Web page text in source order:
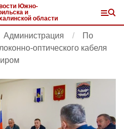
Южно-
и
области
Администрация
По
оптического кабеля